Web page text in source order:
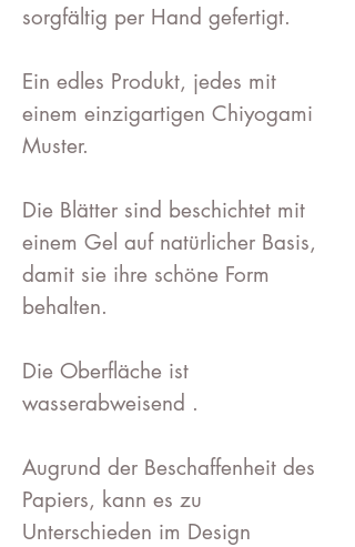
sorgfältig per Hand gefertigt.
Ein edles Produkt, jedes mit
einem einzigartigen Chiyogami
Muster.
Die Blätter sind beschichtet mit
einem Gel auf natürlicher Basis,
damit sie ihre schöne Form
behalten.
Die Oberfläche ist
wasserabweisend .
Augrund der Beschaffenheit des
Papiers, kann es zu
Unterschieden im Design